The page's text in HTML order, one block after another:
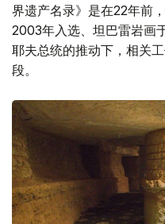
界遗产名录》是在22年前
2003年入选、坦巴雷岩画
耶夫总统的推动下，相关
段。